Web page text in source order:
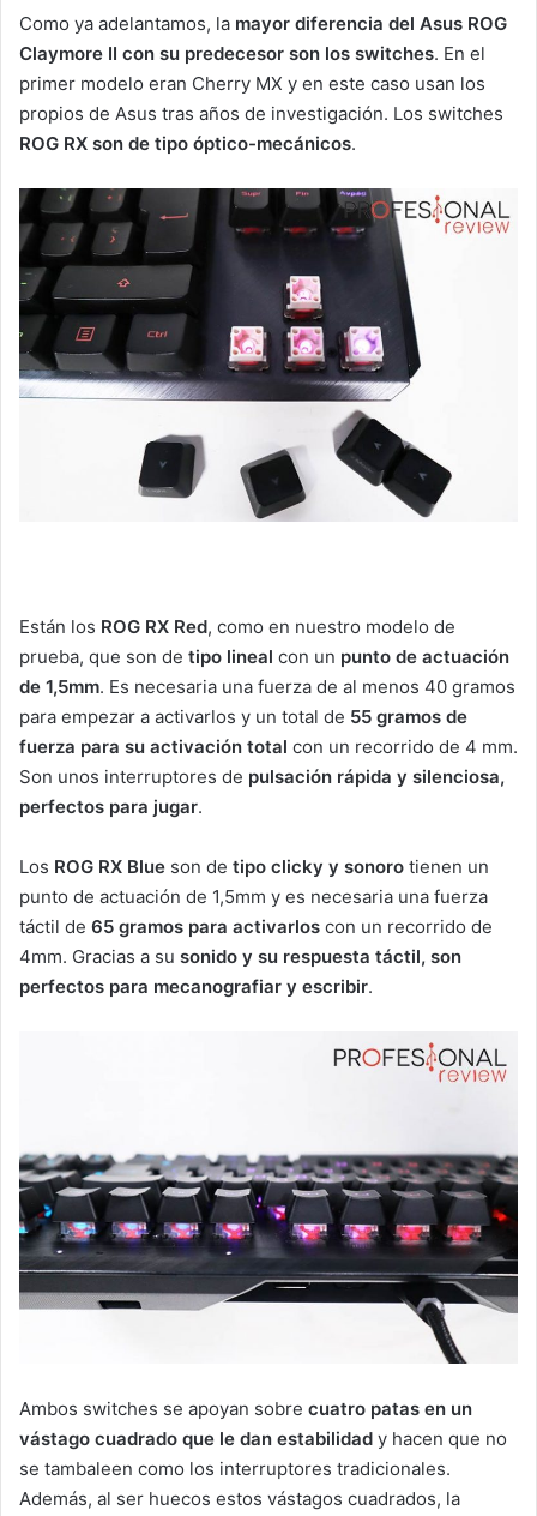
Como ya adelantamos, la mayor diferencia del Asus ROG
Claymore II con su predecesor son los switches. En el
primer modelo eran Cherry MX y en este caso usan los
propios de Asus tras años de investigación. Los switches
ROG RX son de tipo óptico-mecánicos.
Están los ROG RX Red, como en nuestro modelo de
prueba, que son de tipo lineal con un punto de actuación
de 1,5mm. Es necesaria una fuerza de al menos 40 gramos
para empezar a activarlos y un total de 55 gramos de
fuerza para su activación total con un recorrido de 4 mm.
Son unos interruptores de pulsación rápida y silenciosa,
perfectos para jugar.
Los ROG RX Blue son de tipo clicky y sonoro tienen un
punto de actuación de 1,5mm y es necesaria una fuerza
táctil de 65 gramos para activarlos con un recorrido de
4mm. Gracias a su sonido y su respuesta táctil, son
perfectos para mecanografiar y escribir.
Ambos switches se apoyan sobre cuatro patas en un
vástago cuadrado que le dan estabilidad y hacen que no
se tambaleen como los interruptores tradicionales.
Además, al ser huecos estos vástagos cuadrados, la